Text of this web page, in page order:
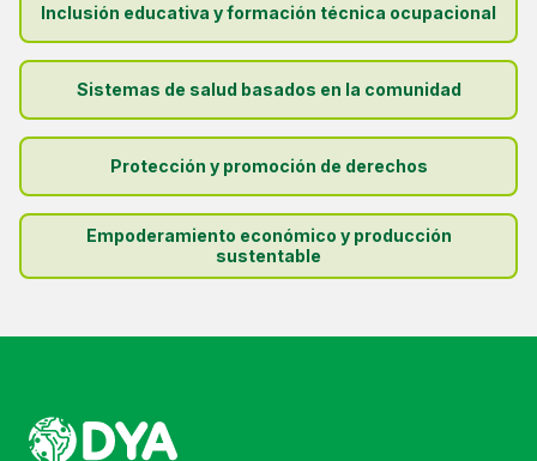
Inclusión educativa y formación técnica ocupacional
Sistemas de salud basados en la comunidad
Protección y promoción de derechos
Empoderamiento económico y producción
sustentable